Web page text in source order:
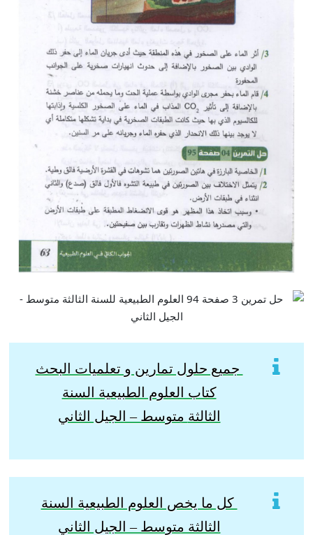
جميع حلول تمارين و تعلميات البحث
كتاب العلوم الطبيعية السنة
الثالثة متوسط – الجيل الثاني
كل ما يخص العلوم الطبيعية السنة
الثالثة متوسط – الجيل الثاني